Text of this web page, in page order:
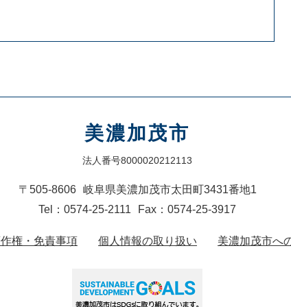
美濃加茂市
法人番号8000020212113
〒505-8606
岐阜県美濃加茂市太田町3431番地1
Tel：0574-25-2111
Fax：0574-25-3917
権・免責事項 個人情報の取り扱い 美濃加茂市へ